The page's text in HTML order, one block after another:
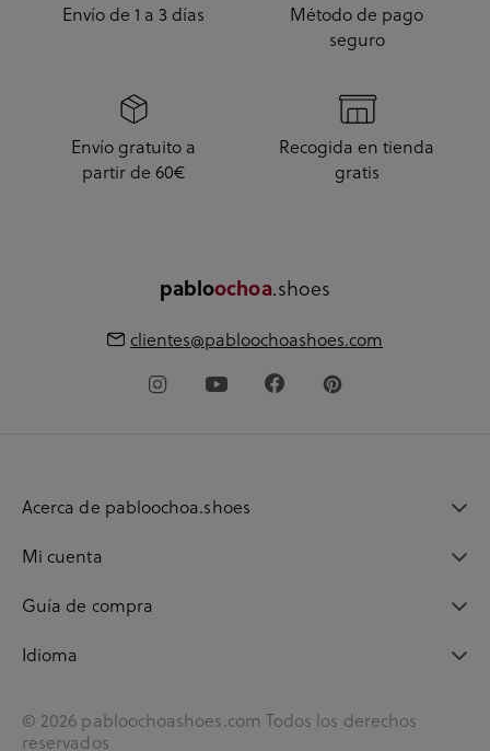
Envío de 1 a 3 días
Método de pago
seguro
Envío gratuito a
partir de 60€
Recogida en tienda
gratis
pabloochoa.shoes
clientes@pabloochoashoes.com
Acerca de pabloochoa.shoes
Mi cuenta
Guía de compra
Idioma
© 2026 pabloochoashoes.com Todos los derechos
reservados